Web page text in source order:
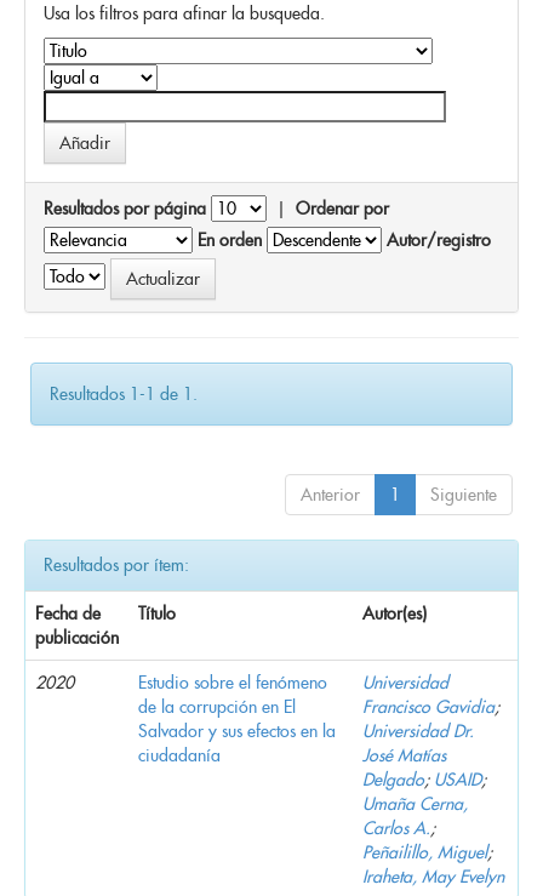
Usa los filtros para afinar la busqueda.
Resultados por página | Ordenar por
En orden
Autor/registro
Resultados 1-1 de 1.
Anterior 1 Siguiente
Resultados por ítem:
Fecha de
publicación
Título Autor(es)
2020
Estudio sobre el fenómeno
de la corrupción en El
Salvador y sus efectos en la
ciudadanía
Universidad
Francisco Gavidia;
Universidad Dr.
José Matías
Delgado; USAID;
Umaña Cerna,
Carlos A.;
Peñailillo, Miguel;
Iraheta, May Evelyn